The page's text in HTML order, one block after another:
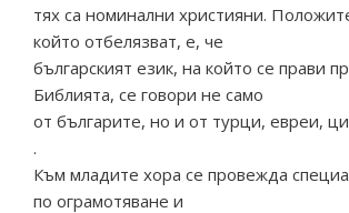
тях са номинални християни.
който отбелязват, е, че
българският език, на който се прави
Библията, се говори не само
от българите, но и от турци, евреи,
.
Към младите хора се провежда
по ограмотяване и